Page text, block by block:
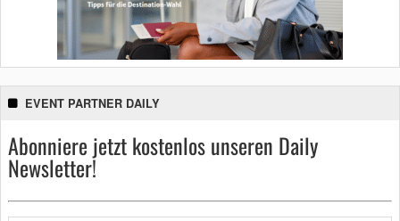
EVENT PARTNER DAILY
Abonniere jetzt kostenlos unseren Daily
Newsletter!